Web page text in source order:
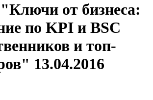
от бизнеса:
по KPI и BSC
и топ-
13.04.2016